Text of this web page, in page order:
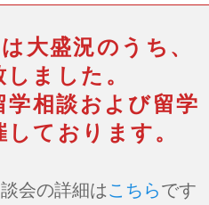
大盛況のうち、
ました。
学相談および留学
ております。
会の詳細はこちらです